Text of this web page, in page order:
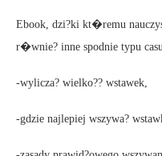
Ebook, dzi?ki kt�remu
r�wnie? inne spodnie typu
-wylicza? wielko?? wstawek,
-gdzie najlepiej wszywa?